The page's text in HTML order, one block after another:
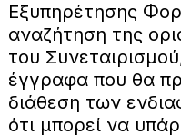
Εξυπηρέτησης
αναζήτηση της
του
έγγραφα που θα
διάθεση των
ότι μπορεί να